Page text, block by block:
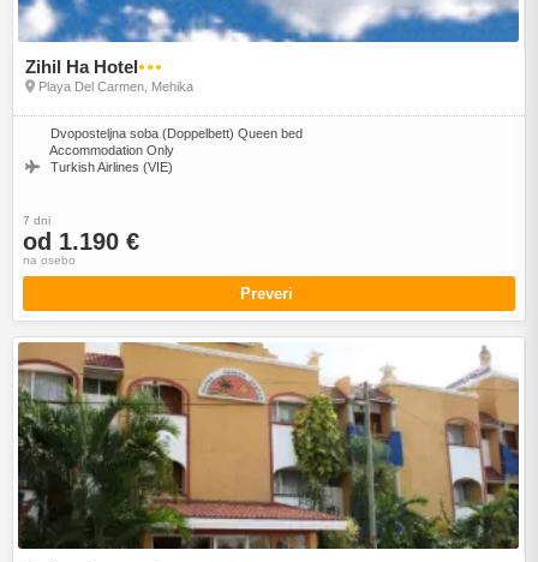
Zihil Ha Hotel●●●
Playa Del Carmen, Mehika
Dvoposteljna soba (Doppelbett) Queen bed
Accommodation Only
Turkish Airlines (VIE)
7 dni
od 1.190 €
na osebo
Preveri